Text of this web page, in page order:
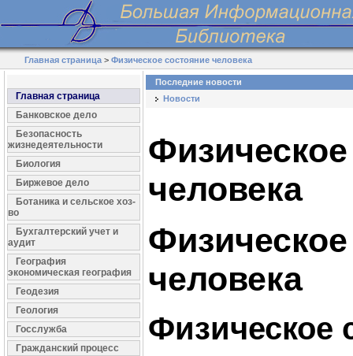
Главная страница >Физическое состояние человека
Главная страница
Банковское дело
Безопасность
жизнедеятельности
Биология
Биржевое дело
Ботаника и сельское хоз-
во
Бухгалтерский учет и
аудит
География
экономическая география
Геодезия
Геология
Госслужба
Гражданский процесс
Последние новости
Новости
человека
человека
Физическое